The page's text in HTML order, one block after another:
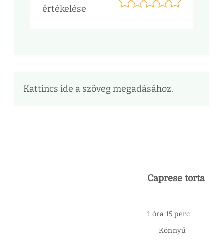
értékelése
Kattincs ide a szöveg megadásához.
Caprese torta
1 óra 15 perc
Könnyű